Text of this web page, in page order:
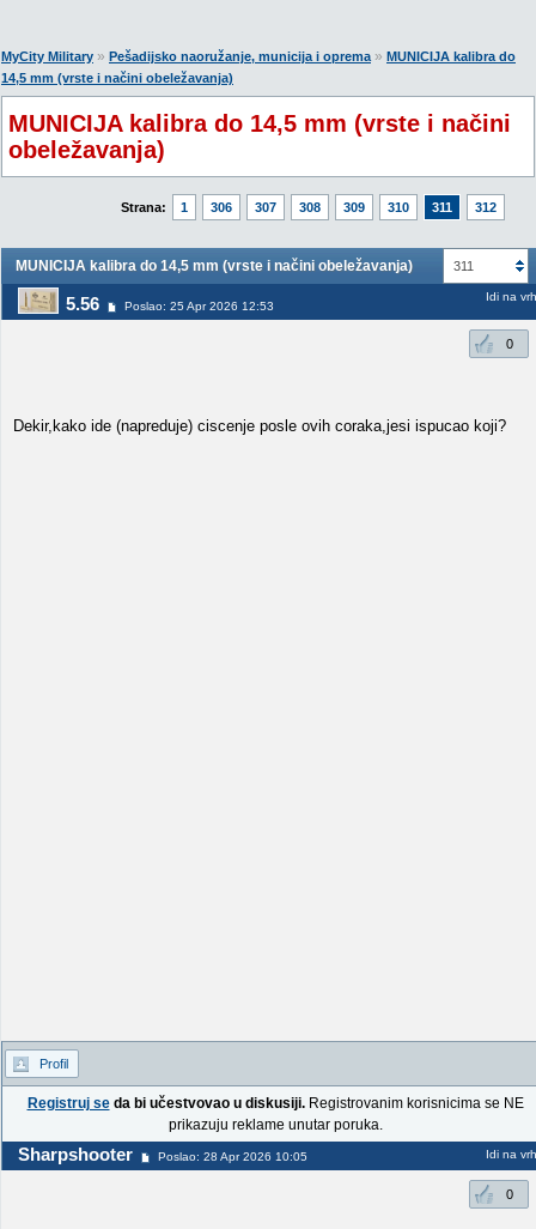
MyCity Military » Pešadijsko naoružanje, municija i oprema» MUNICIJA kalibra do
14,5 mm (vrste i načini obeležavanja)
MUNICIJA kalibra do 14,5 mm (vrste i načini
obeležavanja)
Strana: 1 306 307 308 309 310 311 312
311
MUNICIJA kalibra do 14,5 mm (vrste i načini obeležavanja)
5.56 Poslao: 25 Apr 2026 12:53
Idi na vrh
0
Dekir,kako ide (napreduje) ciscenje posle ovih coraka,jesi ispucao koji?
Profil
Registruj seda bi učestvovao u diskusiji.Registrovanim korisnicima se NE
prikazuju reklame unutar poruka.
Sharpshooter Poslao: 28 Apr 2026 10:05 Idi na vrh
0